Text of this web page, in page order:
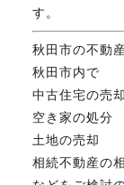
す。
秋田市の不動
秋田市内で
中古住宅の売却
空き家の処分
土地の売却
相続不動産の